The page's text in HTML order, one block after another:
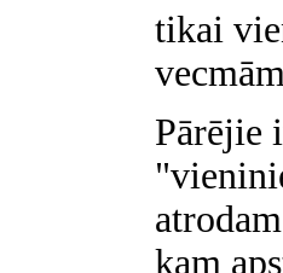
tikai
Pārējie
kam